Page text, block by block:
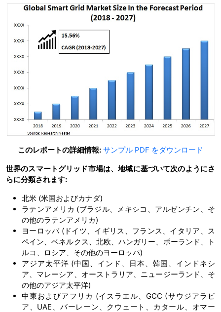
このレポートの詳細情報: サンプル PDF をダウンロード
世界のスマートグリッド市場は、地域に基づいて次のようにさ
らに分類されます:
北米 (米国およびカナダ)
ラテンアメリカ (ブラジル、メキシコ、アルゼンチン、そ
の他のラテンアメリカ)
ヨーロッパ (ドイツ、イギリス、フランス、イタリア、ス
ペイン、ベネルクス、北欧、ハンガリー、ポーランド、ト
ルコ、ロシア、その他のヨーロッパ)
アジア太平洋 (中国、インド、日本、韓国、インドネシ
ア、マレーシア、オーストラリア、ニュージーランド、そ
の他のアジア太平洋)
中東およびアフリカ (イスラエル、GCC (サウジアラビ
ア、UAE、バーレーン、クウェート、カタール、オマー